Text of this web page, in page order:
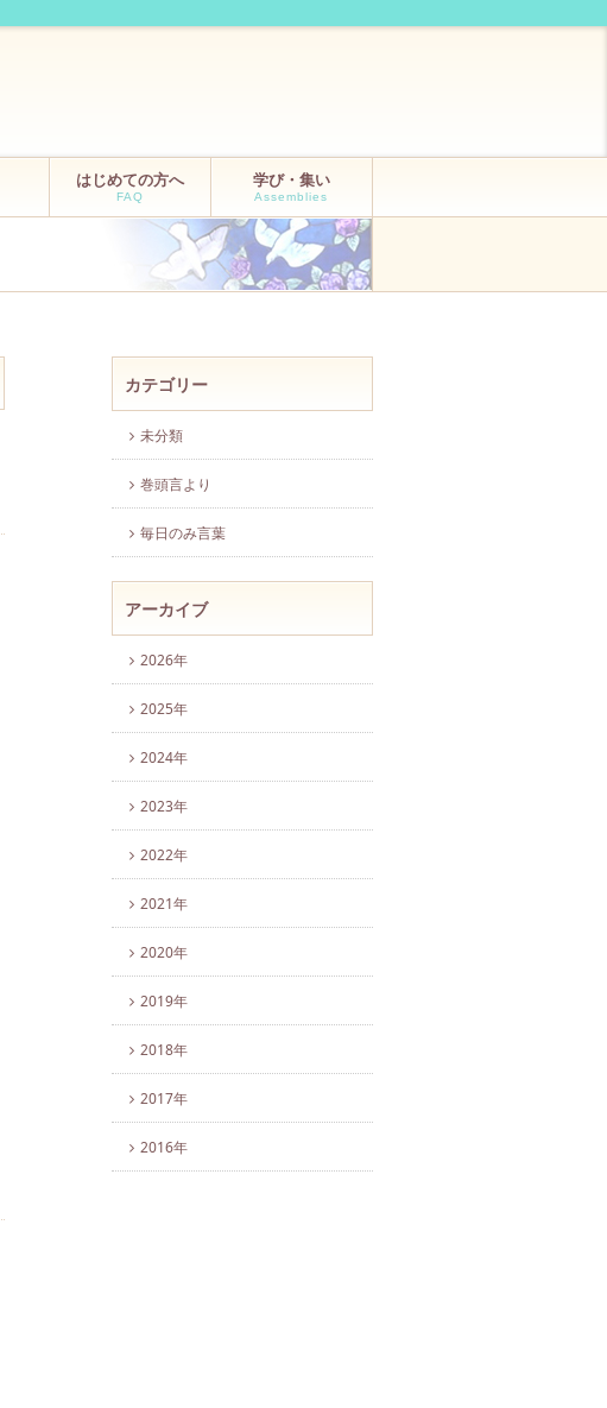
はじめての方へ
FAQ
学び・集い
Assemblies
カテゴリー
未分類
巻頭言より
毎日のみ言葉
アーカイブ
2026年
2025年
2024年
2023年
2022年
2021年
2020年
2019年
2018年
2017年
2016年